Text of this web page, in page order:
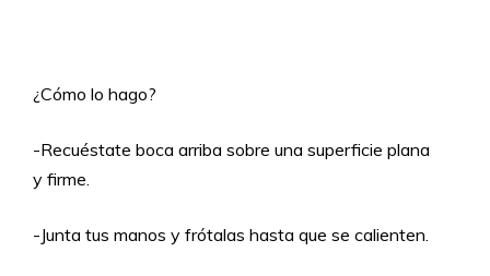
¿Cómo lo hago?
-Recuéstate boca arriba sobre una superficie plana
y firme.
-Junta tus manos y frótalas hasta que se calienten.